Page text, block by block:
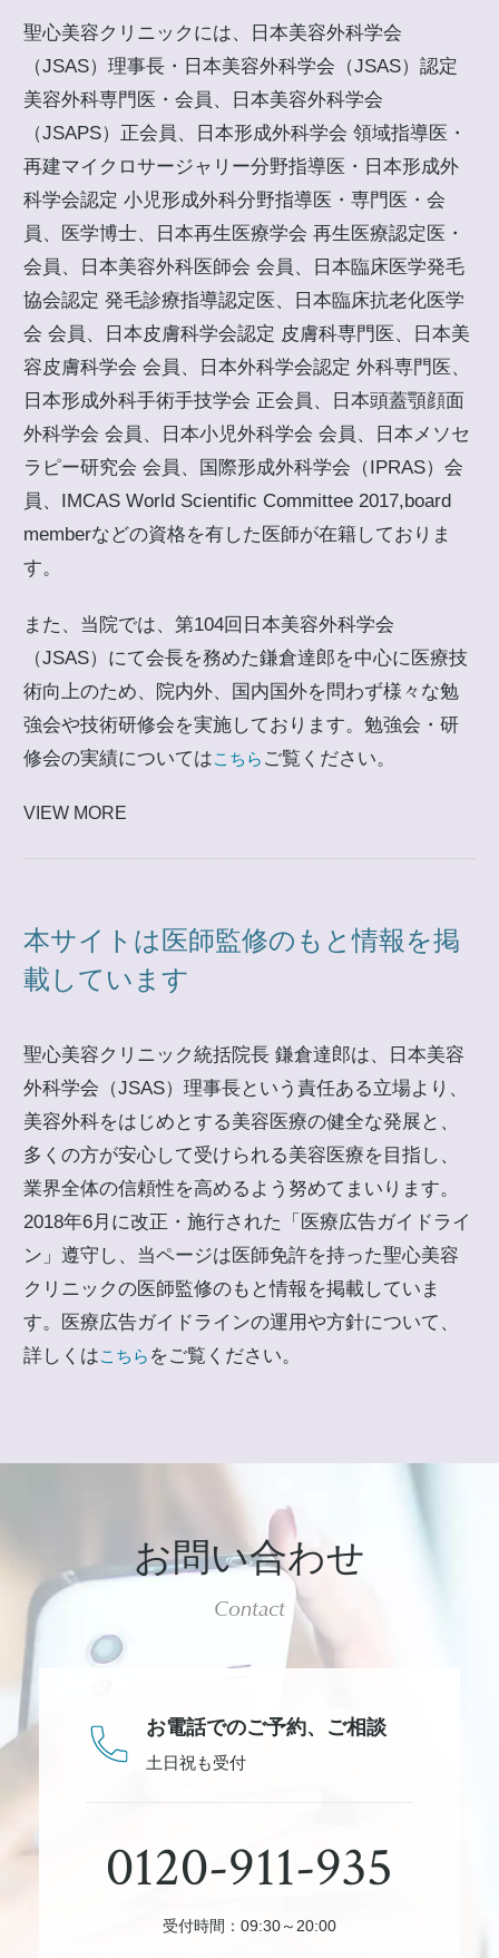
聖心美容クリニックには、日本美容外科学会
（JSAS）理事長・日本美容外科学会（JSAS）認定
美容外科専門医・会員、日本美容外科学会
（JSAPS）正会員、日本形成外科学会 領域指導医・
再建マイクロサージャリー分野指導医・日本形成外
科学会認定 小児形成外科分野指導医・専門医・会
員、医学博士、日本再生医療学会 再生医療認定医・
会員、日本美容外科医師会 会員、日本臨床医学発毛
協会認定 発毛診療指導認定医、日本臨床抗老化医学
会 会員、日本皮膚科学会認定 皮膚科専門医、日本美
容皮膚科学会 会員、日本外科学会認定 外科専門医、
日本形成外科手術手技学会 正会員、日本頭蓋顎顔面
外科学会 会員、日本小児外科学会 会員、日本メソセ
ラピー研究会 会員、国際形成外科学会（IPRAS）会
員、IMCAS World Scientific Committee 2017,board
memberなどの資格を有した医師が在籍しておりま
す。
また、当院では、第104回日本美容外科学会
（JSAS）にて会長を務めた鎌倉達郎を中心に医療技
術向上のため、院内外、国内国外を問わず様々な勉
強会や技術研修会を実施しております。勉強会・研
修会の実績についてはこちら ご覧ください。
VIEW MORE
本サイトは医師監修のもと情報を掲
載しています
聖心美容クリニック統括院長 鎌倉達郎は、日本美容
外科学会（JSAS）理事長という責任ある立場より、
美容外科をはじめとする美容医療の健全な発展と、
多くの方が安心して受けられる美容医療を目指し、
業界全体の信頼性を高めるよう努めてまいります。
2018年6月に改正・施行された「医療広告ガイドライ
ン」遵守し、当ページは医師免許を持った聖心美容
クリニックの医師監修のもと情報を掲載していま
す。医療広告ガイドラインの運用や方針について、
詳しくはこちら をご覧ください。
お問い合わせ
Contact
お電話でのご予約、 ご相談
土日祝も受付
0120-911-935
受付時間：09:30～20:00